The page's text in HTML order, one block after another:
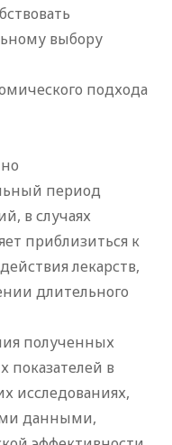
выбору
подхода
период
в случаях
приблизиться к
лекарств,
длительного
полученных
показателей в
исследованиях,
данными,